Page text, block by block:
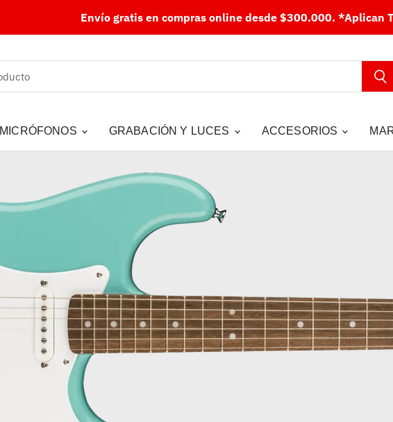
Envío gratis en compras online desde $300.000. *Aplican
MICRÓFONOS GRABACIÓN Y LUCES ACCESORIOS